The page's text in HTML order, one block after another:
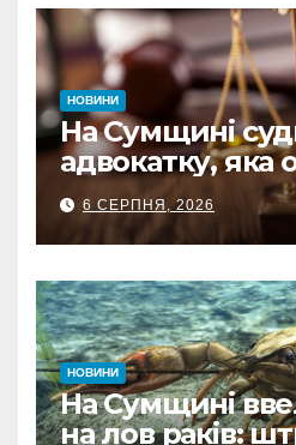
НОВИНИ
На Сумщині
адвокатку, яка
схему
мобілізації
6 СЕРПНЯ, 2026
НОВИНИ
На Сумщині
на лов раків: